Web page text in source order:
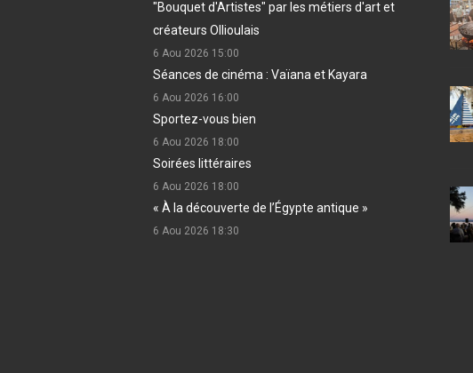
"Bouquet d'Artistes" par les métiers d'art et
créateurs Ollioulais
6 Aou 2026 15:00
Séances de cinéma : Vaïana et Kayara
6 Aou 2026 16:00
Sportez-vous bien
6 Aou 2026 18:00
Soirées littéraires
6 Aou 2026 18:00
« À la découverte de l’Égypte antique »
6 Aou 2026 18:30